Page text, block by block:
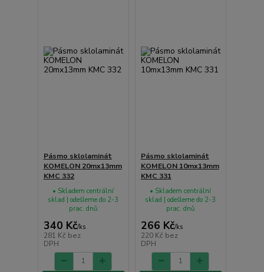
Pásmo sklolaminát
KOMELON 20mx13mm
KMC 332
340 Kč/ks
281 Kč bez
DPH
• Skladem centrální
sklad | odešleme do 2-3
prac. dnů
Pásmo sklolaminát
KOMELON 10mx13mm
KMC 331
266 Kč/ks
220 Kč bez
DPH
• Skladem centrální
sklad | odešleme do 2-3
prac. dnů